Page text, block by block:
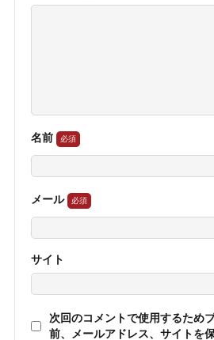
名前
メール
サイト
次回のコメントで使用するため
前、メールアドレス、サイトを保